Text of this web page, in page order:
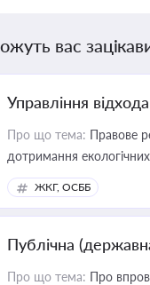
вас
Управління
Про що тема: Правове
дотримання
ЖКГ, ОСББ
Публічна
Про що тема: Про